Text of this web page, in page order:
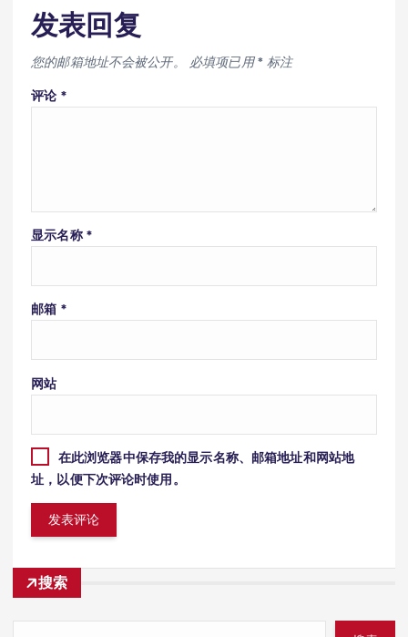
发表回复
您的邮箱地址不会被公开。 必填项已用* 标注
评论 *
显示名称 *
邮箱 *
网站
在此浏览器中保存我的显示名称、邮箱地址和网站地
址，以便下次评论时使用。
搜索